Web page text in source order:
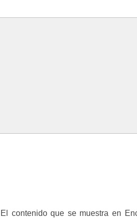
El contenido que se muestra en